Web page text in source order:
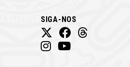
SIGA-NOS